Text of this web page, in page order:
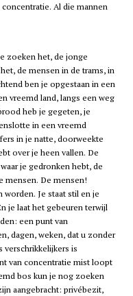
Al die mannen
zoeken het, de jonge
de mensen in de trams, in
ben je opgestaan in een
vreemd land, langs een weg
heb je gegeten, je
in een vreemd
in je natte, doorweekte
over je heen vallen. De
je gedronken hebt, de
mensen. De mensen!
Je staat stil en je
je laat het gebeuren terwijl
een punt van
dagen, weken, dat u zonder
verschrikkelijkers is
van concentratie mist loopt
bos kun je nog zoeken
aangebracht: privébezit,